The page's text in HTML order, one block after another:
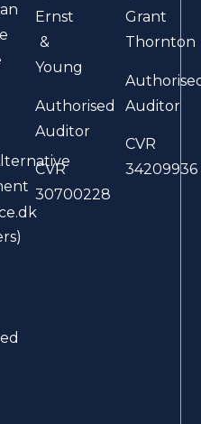
Ernst
&
Young
Authorised
Auditor
CVR
30700228
Grant
Thornton
Auditor
CVR
34209936